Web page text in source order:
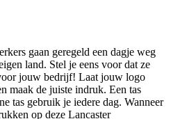
gaan geregeld een dagje weg
land. Stel je eens voor dat ze
jouw bedrijf! Laat jouw logo
maak de juiste indruk. Een tas
tas gebruik je iedere dag. Wanneer
op deze Lancaster